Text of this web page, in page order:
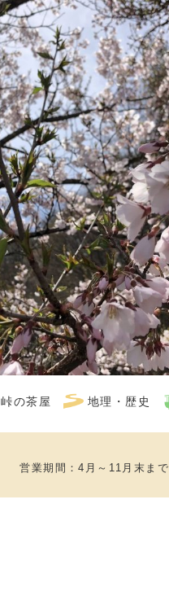
峠の茶屋 地理・歴史
営業期間：4月～11月末まで